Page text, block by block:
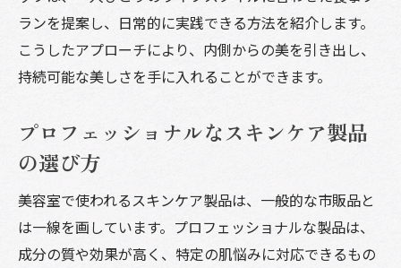
ランを提案し、日常的に実践できる方法を紹介します。
こうしたアプローチにより、内側からの美を引き出し、
持続可能な美しさを手に入れることができます。
プロフェッショナルなスキンケア製品
の選び方
美容室で使われるスキンケア製品は、一般的な市販品と
は一線を画しています。プロフェッショナルな製品は、
成分の質や効果が高く、特定の肌悩みに対応できるもの